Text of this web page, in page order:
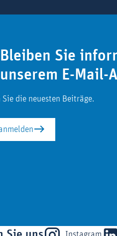
Bleiben Sie
unserem E-Mail-
Sie die neuesten Beiträge.